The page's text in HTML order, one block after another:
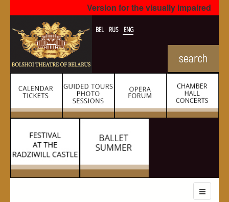
Version for the visually impaired
BEL RUS ENG